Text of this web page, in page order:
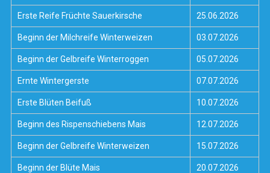
Erste Reife Früchte Sauerkirsche 25.06.2026
Beginn der Milchreife Winterweizen 03.07.2026
Beginn der Gelbreife Winterroggen 05.07.2026
Ernte Wintergerste 07.07.2026
Erste Blüten Beifuß 10.07.2026
Beginn des Rispenschiebens Mais 12.07.2026
Beginn der Gelbreife Winterweizen 15.07.2026
Beginn der Blüte Mais 20.07.2026